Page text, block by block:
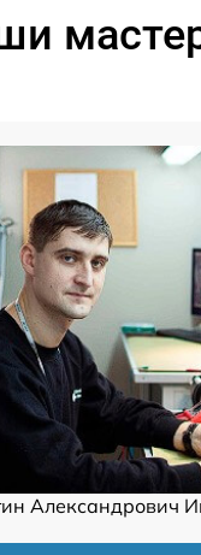
Александрович